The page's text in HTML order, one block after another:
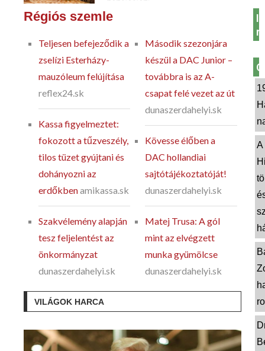
Régiós szemle
Teljesen befejeződik a
zselízi Esterházy-
mauzóleum felújítása
reflex24.sk
Kassa figyelmeztet:
fokozott a tűzveszély,
tilos tüzet gyújtani és
dohányozni az
erdőkbenamikassa.sk
Szakvélemény alapján
tesz feljelentést az
önkormányzat
dunaszerdahelyi.sk
Második szezonjára
készül a DAC Junior –
továbbra is az A-
csapat felé vezet az út
dunaszerdahelyi.sk
Kövesse élőben a
DAC hollandiai
sajtótájékoztatóját!
dunaszerdahelyi.sk
Matej Trusa: A gól
mint az elvégzett
munka gyümölcse
dunaszerdahelyi.sk
VILÁGOK HARCA
In
A